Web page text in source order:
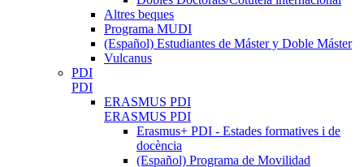
Altres beques
Programa MUDI
(Español) Estudiantes de Máster y Doble Máster
Vulcanus
PDI
PDI
ERASMUS PDI
ERASMUS PDI
Erasmus+ PDI - Estades formatives i de
docència
(Español) Programa de Movilidad